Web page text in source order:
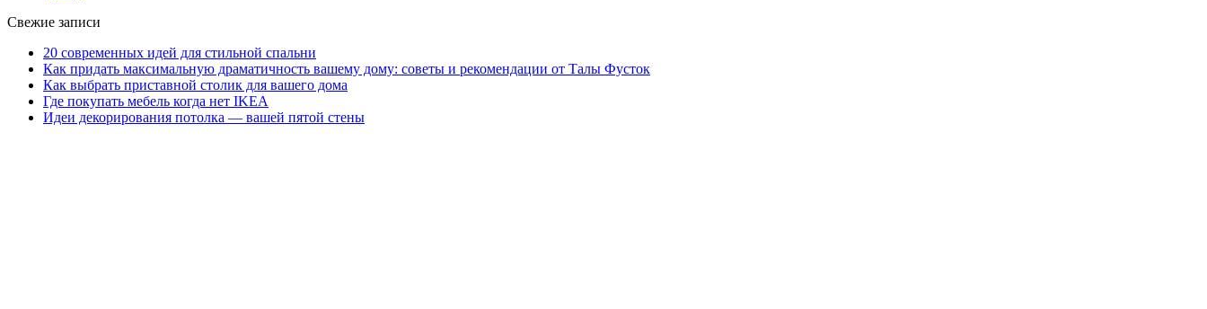
Свежие записи
20 современных идей для стильной спальни
Как придать максимальную драматичность вашему дому: советы и рекомендации от Талы Фусток
Как выбрать приставной столик для вашего дома
Где покупать мебель когда нет IKEA
Идеи декорирования потолка — вашей пятой стены